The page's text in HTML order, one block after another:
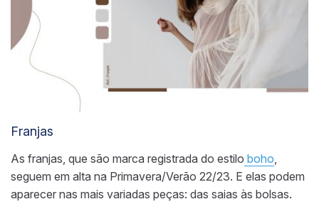
Franjas
As franjas, que são marca registrada do estilo boho
seguem em alta na Primavera/Verão 22/23. E elas podem
aparecer nas mais variadas peças: das saias às bolsas.